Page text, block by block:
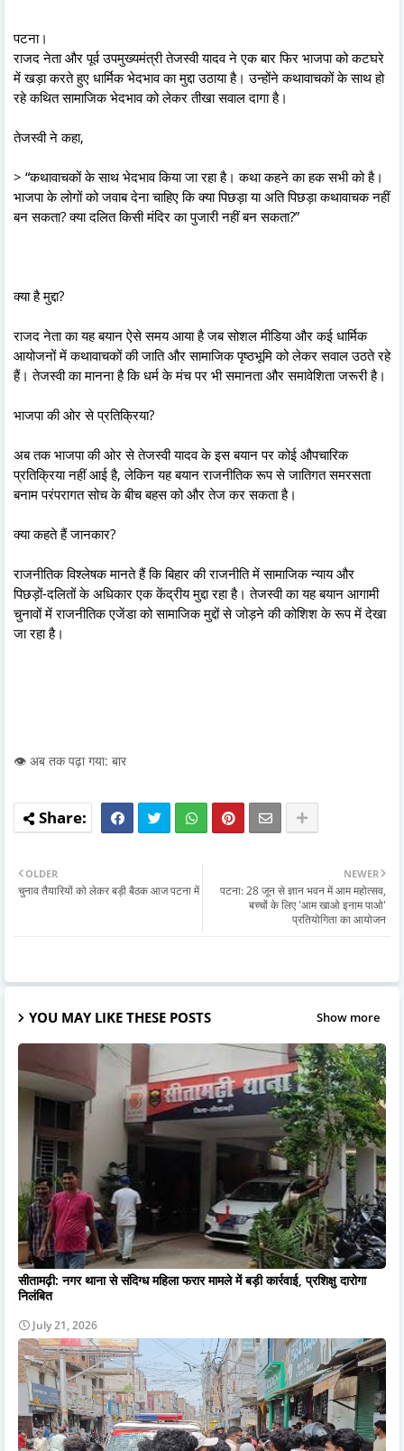
पटना।
राजद नेता और पूर्व उपमुख्यमंत्री तेजस्वी यादव ने एक बार फिर भाजपा को कटघरे
में खड़ा करते हुए धार्मिक भेदभाव का मुद्दा उठाया है। उन्होंने कथावाचकों के साथ हो
रहे कथित सामाजिक भेदभाव को लेकर तीखा सवाल दागा है।
तेजस्वी ने कहा,
> “कथावाचकों के साथ भेदभाव किया जा रहा है। कथा कहने का हक सभी को है।
भाजपा के लोगों को जवाब देना चाहिए कि क्या पिछड़ा या अति पिछड़ा कथावाचक नहीं
बन सकता? क्या दलित किसी मंदिर का पुजारी नहीं बन सकता?”
क्या है मुद्दा?
राजद नेता का यह बयान ऐसे समय आया है जब सोशल मीडिया और कई धार्मिक
आयोजनों में कथावाचकों की जाति और सामाजिक पृष्ठभूमि को लेकर सवाल उठते रहे
हैं। तेजस्वी का मानना है कि धर्म के मंच पर भी समानता और समावेशिता जरूरी है।
भाजपा की ओर से प्रतिक्रिया?
अब तक भाजपा की ओर से तेजस्वी यादव के इस बयान पर कोई औपचारिक
प्रतिक्रिया नहीं आई है, लेकिन यह बयान राजनीतिक रूप से जातिगत समरसता
बनाम परंपरागत सोच के बीच बहस को और तेज कर सकता है।
क्या कहते हैं जानकार?
राजनीतिक विश्लेषक मानते हैं कि बिहार की राजनीति में सामाजिक न्याय और
पिछड़ों-दलितों के अधिकार एक केंद्रीय मुद्दा रहा है। तेजस्वी का यह बयान आगामी
चुनावों में राजनीतिक एजेंडा को सामाजिक मुद्दों से जोड़ने की कोशिश के रूप में देखा
जा रहा है।
👁️ अब तक पढ़ा गया: बार
NEWER
पटना: 28 जून से ज्ञान भवन में आम महोत्सव,
बच्चों के लिए 'आम खाओ इनाम पाओ'
प्रतियोगिता का आयोजन
OLDER
चुनाव तैयारियों को लेकर बड़ी बैठक आज पटना में
YOU MAY LIKE THESE POSTS Show more
सीतामढ़ी: नगर थाना से संदिग्ध महिला फरार मामले में बड़ी कार्रवाई, प्रशिक्षु दारोगा
निलंबित
July 21, 2026